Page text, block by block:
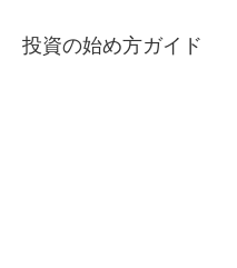
投資の始め方ガイド